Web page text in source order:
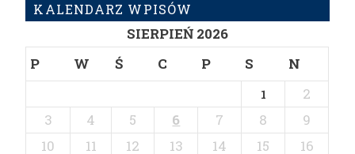
KALENDARZ WPISÓW
SIERPIEŃ 2026
P
W Ś C P S N
1
2
3
4 5 6 7 8
9
10
11 12 13 14 15
16